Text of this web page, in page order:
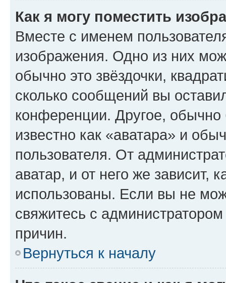
Как я могу поместить
Вместе с именем
изображения. Одно из них
обычно это звёздочки,
сколько сообщений вы
конференции. Другое,
известно как «аватара» и
пользователя. От
аватар, и от него же зависит,
использованы. Если вы не
свяжитесь с
причин.
Вернуться к началу